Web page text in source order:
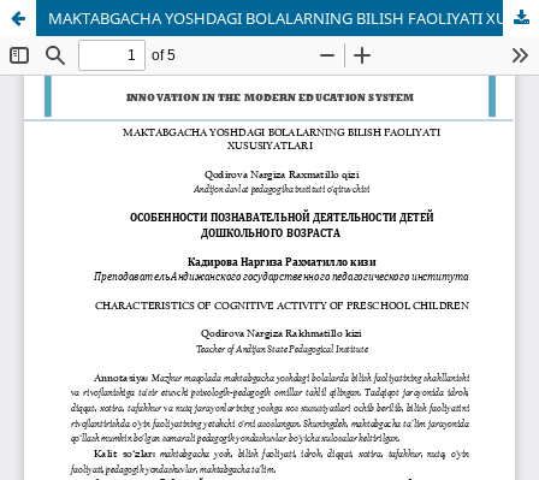
MAKTABGACHA YOSHDAGI BOLALARNING BILISH FAOLIYATI XUSUSIYATLARI